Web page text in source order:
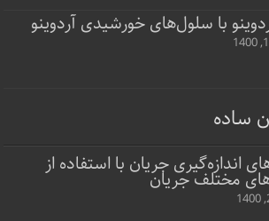
با سلول‌های خورشیدی آردوینو
ساده
اندازه‌گیری جریان با استفاده از
مختلف جریان